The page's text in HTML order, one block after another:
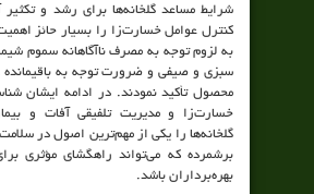
شرایط مساعد گلخانه‌ها برای رشد و تکثیر
کنترل عوامل خسارت‌زا را بسیار حائز
به لزوم توجه به مصرف ناآگاهانه سموم
سبزی و صیفی و ضرورت توجه به باقیمانده
محصول تأکید نمودند. در ادامه ایشان
خسارت‌زا و مدیریت تلفیقی آفات و
گلخانه‌ها را یکی از مهم‌ترین اصول در
برشمرده که می‌تواند راهگشای مؤثری
بهره‌برداران باشد.